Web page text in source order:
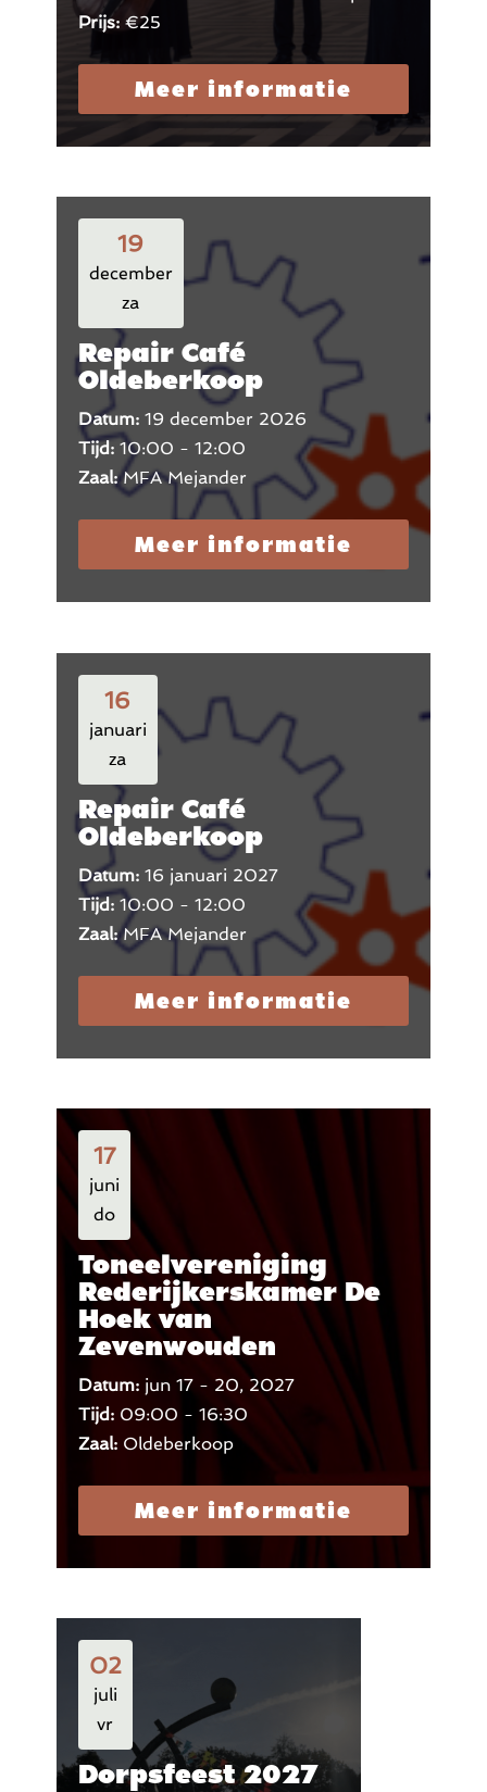
Prijs: €25
Meer informatie
19
december
za
Repair Café
Oldeberkoop
Datum: 19 december 2026
Tijd: 10:00 - 12:00
Zaal:MFA Mejander
Meer informatie
16
januari
za
Repair Café
Oldeberkoop
Datum: 16 januari 2027
Tijd: 10:00 - 12:00
Zaal:MFA Mejander
Meer informatie
17
juni
do
Toneelvereniging
Rederijkerskamer De
Hoek van
Zevenwouden
Datum: jun 17 - 20, 2027
Tijd: 09:00 - 16:30
Zaal: Oldeberkoop
Meer informatie
02
juli
vr
Dorpsfeest 2027